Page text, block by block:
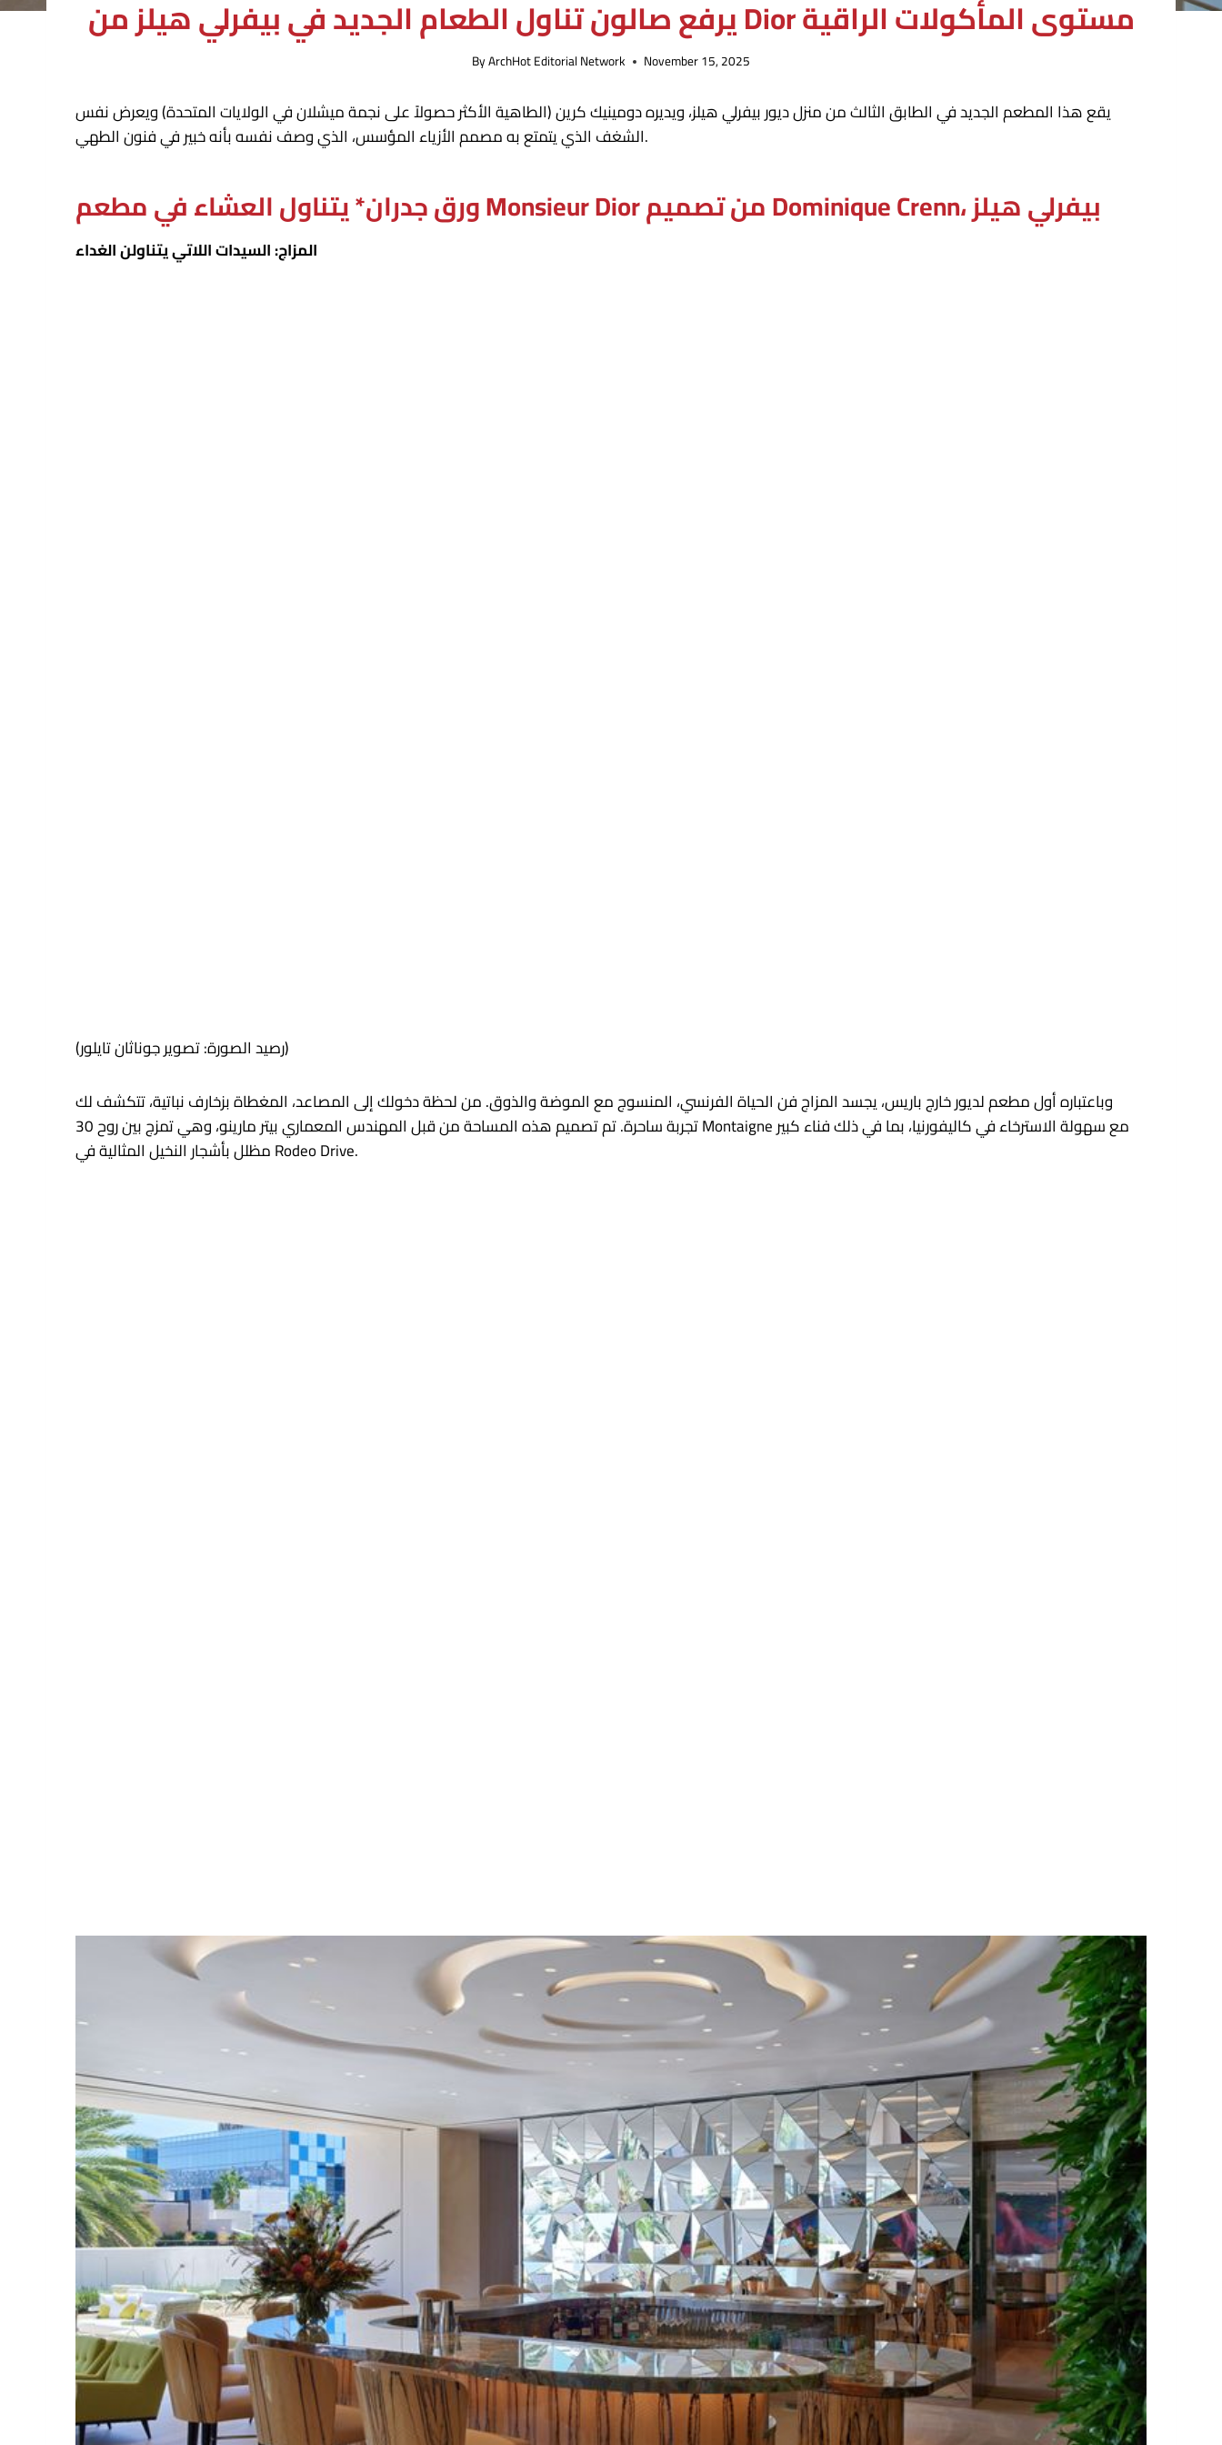
يرفع صالون تناول الطعام الجديد في بيفرلي هيلز من Dior مستوى المأكولات الراقية
ByArchHot Editorial Network November 15, 2025
يقع هذا المطعم الجديد في الطابق الثالث من منزل ديور بيفرلي هيلز، ويديره دومينيك كرين (الطاهية الأكثر حصولاً على نجمة ميشلان في الولايات المتحدة) ويعرض نفس
الشغف الذي يتمتع به مصمم الأزياء المؤسس، الذي وصف نفسه بأنه خبير في فنون الطهي.
ورق جدران* يتناول العشاء في مطعم Monsieur Dior من تصميم Dominique Crenn، بيفرلي هيلز
المزاج: السيدات اللاتي يتناولن الغداء
(رصيد الصورة: تصوير جوناثان تايلور)
وباعتباره أول مطعم لديور خارج باريس، يجسد المزاج فن الحياة الفرنسي، المنسوج مع الموضة والذوق. من لحظة دخولك إلى المصاعد، المغطاة بزخارف نباتية، تتكشف لك
تجربة ساحرة. تم تصميم هذه المساحة من قبل المهندس المعماري بيتر مارينو، وهي تمزج بين روح 30 Montaigne مع سهولة الاسترخاء في كاليفورنيا، بما في ذلك فناء كبير
مظلل بأشجار النخيل المثالية في Rodeo Drive.